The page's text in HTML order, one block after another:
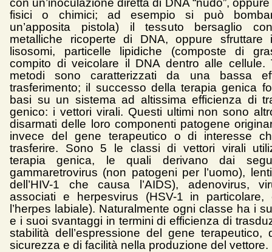
con un’inoculazione diretta di DNA “nudo”,
fisici o chimici; ad esempio si può
un’apposita pistola) il tessuto bersaglio
metalliche ricoperte di DNA, oppure sfruttare
lisosomi, particelle lipidiche (composte di
compito di veicolare il DNA dentro alle cellule.
metodi sono caratterizzati da una bassa
trasferimento; il successo della terapia genica
basi su un sistema ad altissima efficienza di
genico: i vettori virali. Questi ultimi non sono
disarmati delle loro componenti patogene
invece del gene terapeutico o di interesse
trasferire. Sono 5 le classi di vettori virali
terapia genica, le quali derivano dai
gammaretrovirus (non patogeni per l’uomo),
dell’HIV-1 che causa l’AIDS), adenovirus,
associati e herpesvirus (HSV-1 in particolare,
l’herpes labiale). Naturalmente ogni classe ha i
e i suoi svantaggi in termini di efficienza di
stabilità dell’espressione del gene terapeutico,
sicurezza e di facilità nella produzione del vettore.